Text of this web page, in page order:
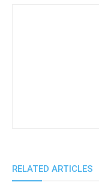
RELATED ARTICLES